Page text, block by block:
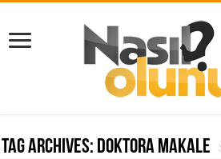
Tag Archives: doktora makale